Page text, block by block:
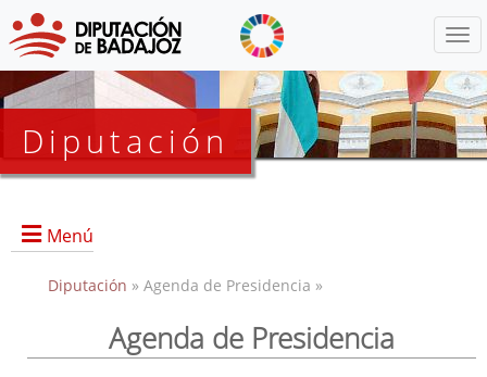
Diputación
Menú
Presidencia
Diputación » Agenda de Presidencia »
Agenda de Presidencia